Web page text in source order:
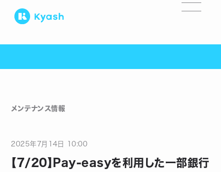
メンテナンス情報
2025年 7月 14 日 10:00
【7/20】Pay-easyを利用した一部銀行